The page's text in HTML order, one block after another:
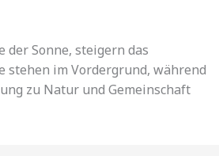
Sonne, steigern das
im Vordergrund, während
zu Natur und Gemeinschaft